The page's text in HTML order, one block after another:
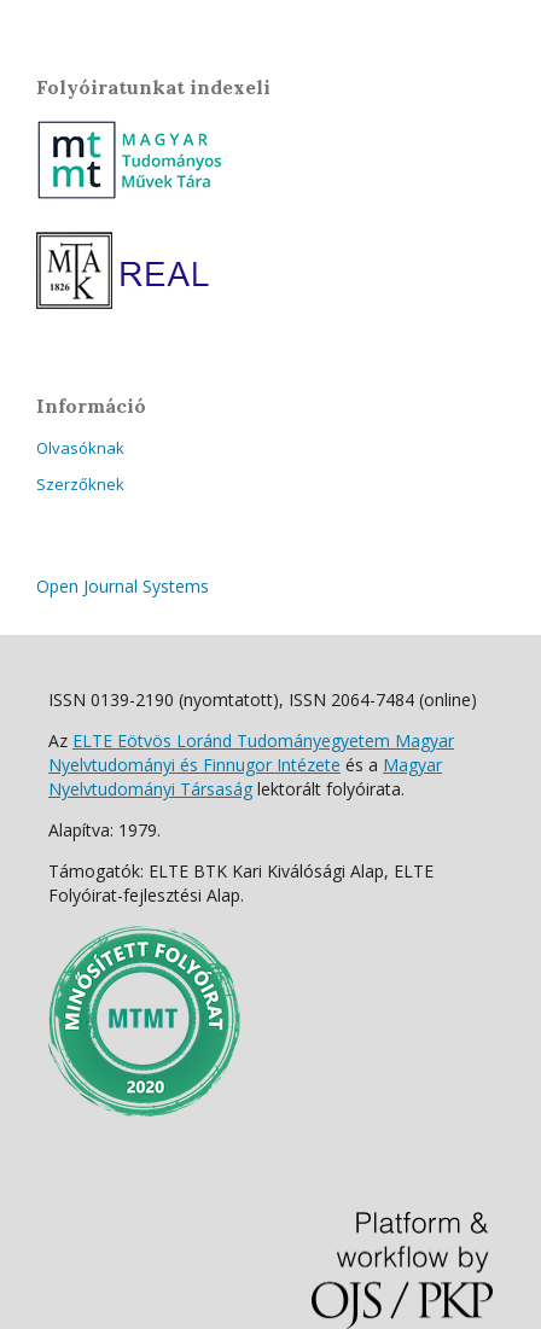
Folyóiratunkat indexeli
Információ
Olvasóknak
Szerzőknek
Open Journal Systems
ISSN 0139-2190 (nyomtatott), ISSN 2064-7484 (online)
Az ELTE Eötvös Loránd Tudományegyetem Magyar
Nyelvtudományi és Finnugor Intézete és a Magyar
Nyelvtudományi Társaság lektorált folyóirata.
Alapítva: 1979.
Támogatók: ELTE BTK Kari Kiválósági Alap, ELTE
Folyóirat-fejlesztési Alap.